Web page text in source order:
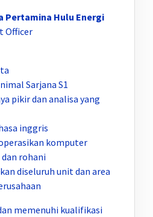
Pertamina Hulu Energi
Officer
Sarjana S1
pikir dan analisa yang
inggris
komputer
rohani
diseluruh unit dan area
memenuhi kualifikasi